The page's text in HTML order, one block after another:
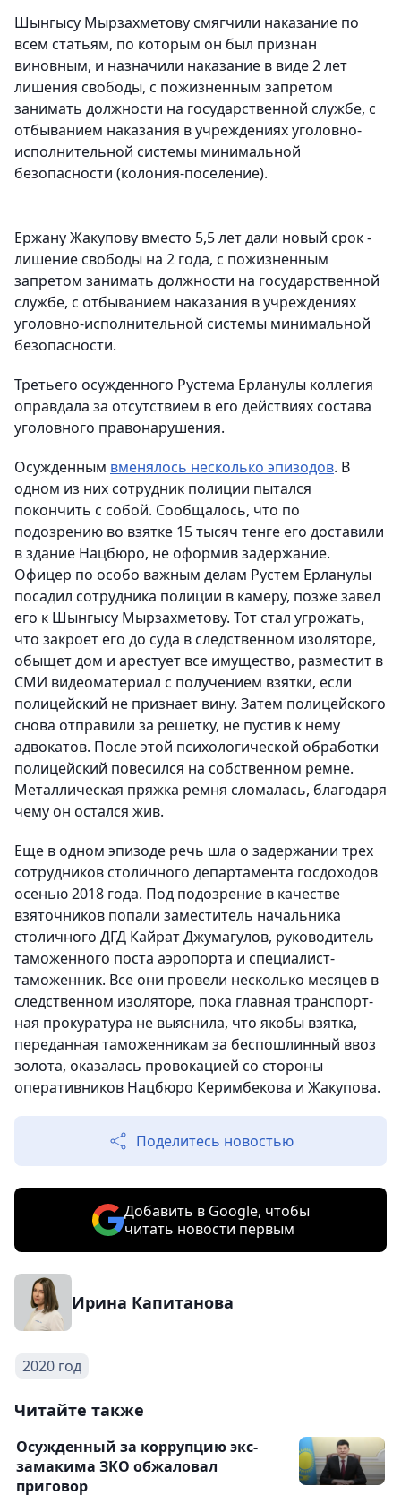
Шынгысу Мырзахметову смягчили наказание по
всем статьям, по которым он был признан
виновным, и назначили наказание в виде 2 лет
лишения свободы, с пожизненным запретом
занимать должности на государственной службе, с
отбыванием наказания в учреждениях уголовно-
исполнительной системы минимальной
безопасности (колония-поселение).
Ержану Жакупову вместо 5,5 лет дали новый срок -
лишение свободы на 2 года, с пожизненным
запретом занимать должности на государственной
службе, с отбыванием наказания в учреждениях
уголовно-исполнительной системы минимальной
безопасности.
Третьего осужденного Рустема Ерланулы коллегия
оправдала за отсутствием в его действиях состава
уголовного правонарушения.
Осужденным вменялось несколько эпизодов. В
одном из них сотрудник полиции пытался
покончить с собой. Сообщалось, что по
подозрению во взятке 15 тысяч тенге его доставили
в здание Нацбюро, не оформив задержание.
Офицер по особо важным делам Рустем Ерланулы
посадил сотрудника полиции в камеру, позже завел
его к Шынгысу Мырзахметову. Тот стал угрожать,
что закроет его до суда в следственном изоляторе,
обыщет дом и арестует все имущество, разместит в
СМИ видеоматериал с получением взятки, если
полицейский не признает вину. Затем полицейского
снова отправили за решетку, не пустив к нему
адвокатов. После этой психологической обработки
полицейский повесился на собственном ремне.
Металлическая пряжка ремня сломалась, благодаря
чему он остался жив.
Еще в одном эпизоде речь шла о задержании трех
сотрудников столичного департамента госдоходов
осенью 2018 года. Под подозрение в качестве
взяточников попали заместитель начальника
столичного ДГД Кайрат Джумагулов, руководитель
таможенного поста аэропорта и специалист-
таможенник. Все они провели несколько месяцев в
следственном изоляторе, пока главная транспорт­
ная прокуратура не выяснила, что якобы взятка,
переданная таможенникам за беспошлинный ввоз
золота, оказалась провокацией со стороны
оперативников Нацбюро Керимбекова и Жакупова.
Поделитесь новостью
Добавить в Google, чтобы
читать новости первым
Ирина Капитанова
2020 год
Читайте также
Осужденный за коррупцию экс-
замакима ЗКО обжаловал
приговор